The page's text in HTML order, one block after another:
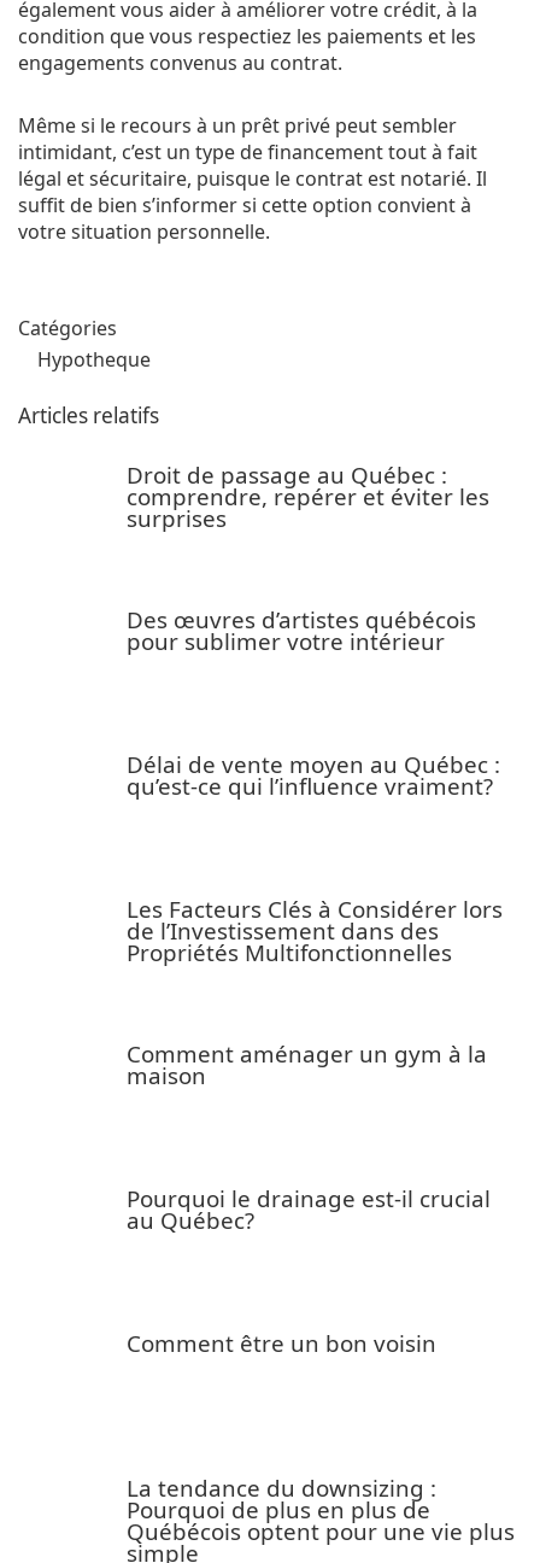
également vous aider à améliorer votre crédit, à la
condition que vous respectiez les paiements et les
engagements convenus au contrat.
Même si le recours à un prêt privé peut sembler
intimidant, c’est un type de financement tout à fait
légal et sécuritaire, puisque le contrat est notarié. Il
suffit de bien s’informer si cette option convient à
votre situation personnelle.
Catégories
Hypotheque
Articles relatifs
Droit de passage au Québec :
comprendre, repérer et éviter les
surprises
Des œuvres d’artistes québécois
pour sublimer votre intérieur
Délai de vente moyen au Québec :
qu’est-ce qui l’influence vraiment?
Les Facteurs Clés à Considérer lors
de l’Investissement dans des
Propriétés Multifonctionnelles
Comment aménager un gym à la
maison
Pourquoi le drainage est-il crucial
au Québec?
Comment être un bon voisin
La tendance du downsizing :
Pourquoi de plus en plus de
Québécois optent pour une vie plus
simple